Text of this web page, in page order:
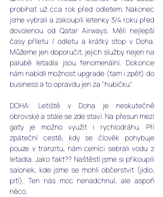
probíhat už cca rok před odletem. Nakonec
jsme vybrali a zakoupili letenky 3/4 roku před
dovolenou od Qatar Airways. Měli nejlepší
časy příletu / odletu a krátký stop v Doha.
Můžeme jen doporučit, jejich služby nejen na
palubě letadla jsou fenomenální. Dokonce
nám nabídli možnost upgrade (tam i zpět) do
business a to opravdu jen za "hubičku".
DOHA: Letiště v Doha je neskutečně
obrovské a stále se zde staví. Na přesun mezi
gaty je možno využít i rychlodráhu. Při
zpáteční cestě, kdy se člověk pohybuje
pouze v tranzitu, nám celníci sebrali vodu z
letadla. Jako fakt?? Naštěstí jsme si přikoupili
salonek, kde jsme se mohli občerstvit (jídlo,
pití). Ten nás moc nenadchnul, ale aspoň
něco.